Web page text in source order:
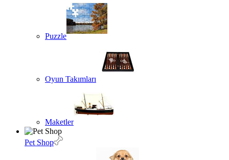
Puzzle
Oyun Takımları
Maketler
Pet Shop